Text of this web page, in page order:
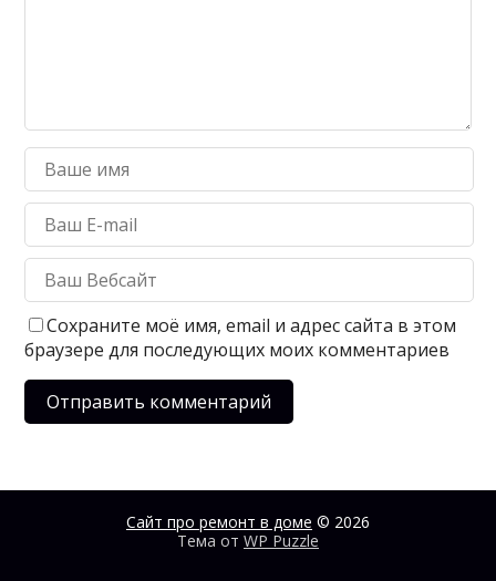
Сохраните моё имя, email и адрес сайта в этом
браузере для последующих моих комментариев
Сайт про ремонт в доме © 2026
Тема от WP Puzzle